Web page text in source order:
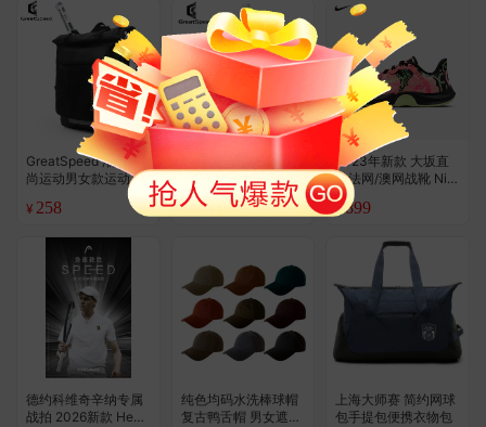
GreatSpeed 潮流时
尚运动男女款运动双
肩网球包/羽毛球包 2
支装
¥ 258
GreatSpeed 简约网
球大容量束口袋抽绳
包便携背包
¥36.8
2023年新款 大坂直
美法网/澳网战靴 Nik
e Air Zoom Gp Turbo
网球鞋
¥899
德约科维奇辛纳专属
战拍 2026新款 Head
纯色均码水洗棒球帽
复古鸭舌帽 男女遮阳
上海大师赛 简约网球
包手提包便携衣物包